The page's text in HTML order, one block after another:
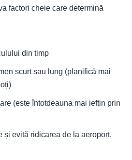
factori cheie care determină
din timp
scurt sau lung (planifică mai
(este întotdeauna mai ieftin prin
și evită ridicarea de la aeroport.